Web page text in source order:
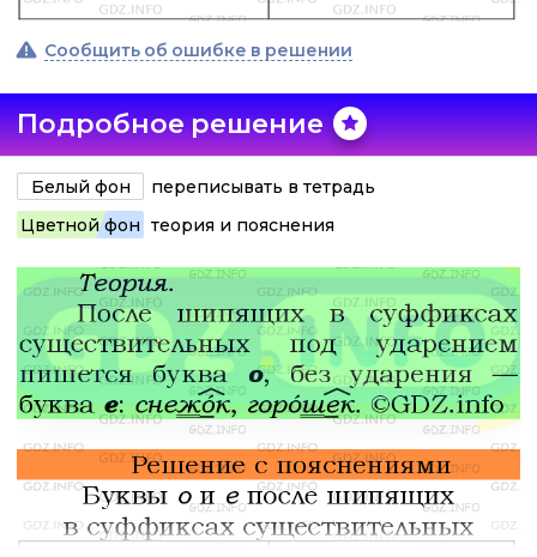
Сообщить об ошибке в решении
Подробное решение
Белый фон
переписывать в тетрадь
Цветной фон теория и пояснения